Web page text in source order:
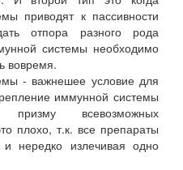
приводят к пассивности
отпора разного рода
системы необходимо
вовремя.
- важнешее условие для
иммунной системы
призму всевозможных
плохо, т.к. все препараты
нередко излечивая одно